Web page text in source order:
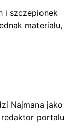
i szczepionek
materiału,
Najmana jako
portalu